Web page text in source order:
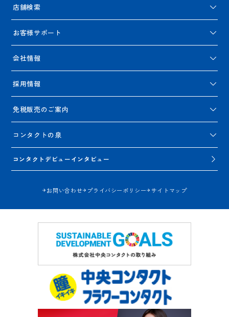
店舗検索
お客様サポート
会社情報
採用情報
免税販売のご案内
コンタクトの泉
コンタクトデビューインタビュー
お問い合わせ プライバシーポリシー サイトマップ